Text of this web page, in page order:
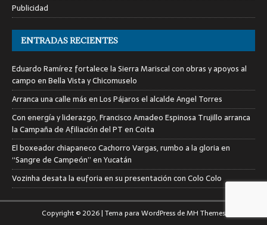
Publicidad
ENTRADAS RECIENTES
Eduardo Ramírez fortalece la Sierra Mariscal con obras y apoyos al
campo en Bella Vista y Chicomuselo
Arranca una calle más en Los Pájaros el alcalde Angel Torres
Con energía y liderazgo, Francisco Amadeo Espinosa Trujillo arranca
la Campaña de Afiliación del PT en Coita
El boxeador chiapaneco Cachorro Vargas, rumbo a la gloria en
“Sangre de Campeón” en Yucatán
Vozinha desata la euforia en su presentación con Colo Colo
Copyright © 2026 | Tema para WordPress deMH Themes